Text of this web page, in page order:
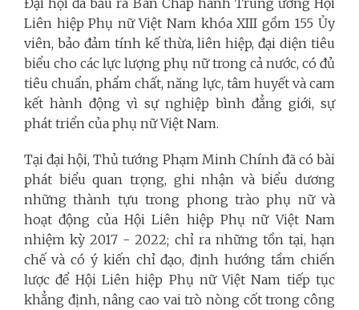
Đại hội đã bầu ra Ban Chấp hành Trung ương Hội
Liên hiệp Phụ nữ Việt Nam khóa XIII gồm 155 Ủy
viên, bảo đảm tính kế thừa, liên hiệp, đại diện tiêu
biểu cho các lực lượng phụ nữ trong cả nước, có đủ
tiêu chuẩn, phẩm chất, năng lực, tâm huyết và cam
kết hành động vì sự nghiệp bình đẳng giới, sự
phát triển của phụ nữ Việt Nam.
Tại đại hội, Thủ tướng Phạm Minh Chính đã có bài
phát biểu quan trọng, ghi nhận và biểu dương
những thành tựu trong phong trào phụ nữ và
hoạt động của Hội Liên hiệp Phụ nữ Việt Nam
nhiệm kỳ 2017 - 2022; chỉ ra những tồn tại, hạn
chế và có ý kiến chỉ đạo, định hướng tầm chiến
lược để Hội Liên hiệp Phụ nữ Việt Nam tiếp tục
khẳng định, nâng cao vai trò nòng cốt trong công